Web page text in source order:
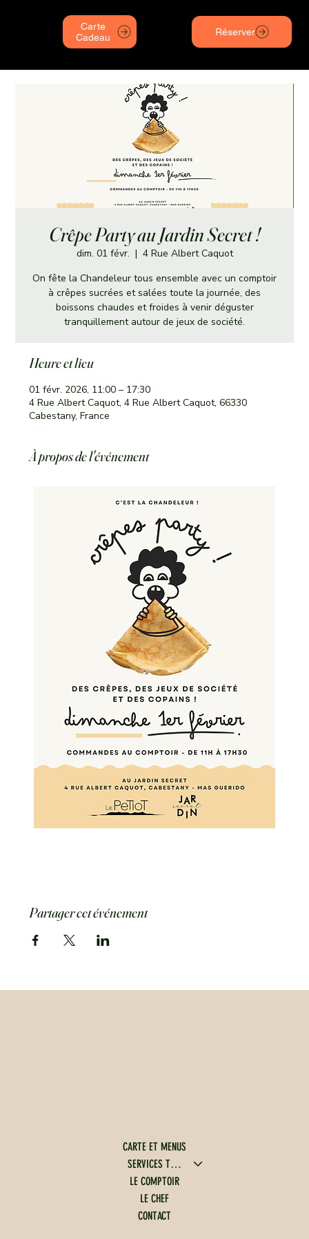
Carte
Cadeau
Réserver
Crêpe Party au Jardin Secret !
dim. 01 févr.
  |
4 Rue Albert Caquot
On fête la Chandeleur tous ensemble avec un comptoir
à crêpes sucrées et salées toute la journée, des
boissons chaudes et froides à venir déguster
tranquillement autour de jeux de société.
Heure et lieu
01 févr. 2026, 11:00 – 17:30
4 Rue Albert Caquot, 4 Rue Albert Caquot, 66330
Cabestany, France
À propos de l'événement
Partager cet événement
CARTE ET MENUS
SERVICES TRAITEUR
LE COMPTOIR
LE CHEF
CONTACT